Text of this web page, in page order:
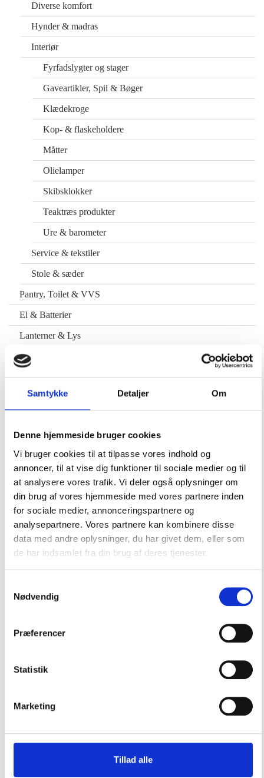
Samtykke Detaljer Om
Denne hjemmeside bruger cookies
Vi bruger cookies til at tilpasse vores indhold og
annoncer, til at vise dig funktioner til sociale medier og til
at analysere vores trafik. Vi deler også oplysninger om
din brug af vores hjemmeside med vores partnere inden
for sociale medier, annonceringspartnere og
analysepartnere. Vores partnere kan kombinere disse
data med andre oplysninger, du har givet dem, eller som
de har indsamlet fra din brug af deres tjenester.
Nødvendig
Præferencer
Statistik
Marketing
Tillad alle
Diverse komfort
Hynder & madras
Interiør
Fyrfadslygter og stager
Gaveartikler, Spil & Bøger
Klædekroge
Kop- & flaskeholdere
Måtter
Olielamper
Skibsklokker
Teaktræs produkter
Ure & barometer
Service & tekstiler
Stole & sæder
Pantry, Toilet & VVS
El & Batterier
Lanterner & Lys
Navigation, Radio & TV
Gaveidéer til sejleren
Gavekort til Marineudstyr
Vintage / Classic
Sejlertøj & Sko
Sikkerhed & Badestiger
Vandsport & Fritid
Motordele & Tilbehør
Offeranoder
Dhr lampeglas 15 x 210mm
På lager (levering: 1-3 dage)
85,00DKK